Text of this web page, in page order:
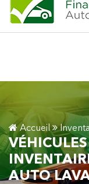
450, boul. Cartier
Accueil
AUTO